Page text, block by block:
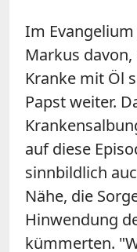
Im Evangelium
Markus davon,
Kranke mit Öl
Papst weiter.
auf diese
sinnbildlich
Nähe, die
Hinwendung
kümmerten.